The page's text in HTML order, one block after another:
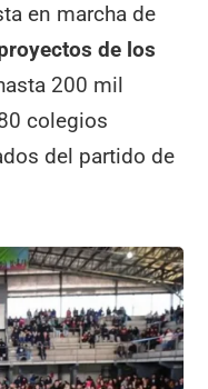
en marcha de
de los
200 mil
colegios
del partido de